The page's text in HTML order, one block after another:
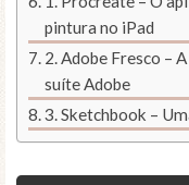
pintura no iPad
2. Adobe Fresco –
suíte Adobe
3. Sketchbook –